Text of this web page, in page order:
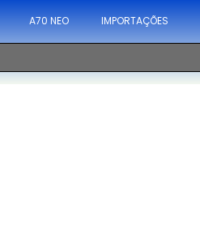
A70 NEO IMPORTAÇÕES